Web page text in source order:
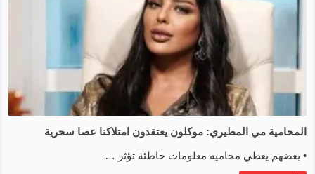
المحامية مي المطيري: موكلون يعتقدون امتلاكنا عصا سحرية
• بعضهم يعطي محاميه معلومات خاطئة تؤثر …